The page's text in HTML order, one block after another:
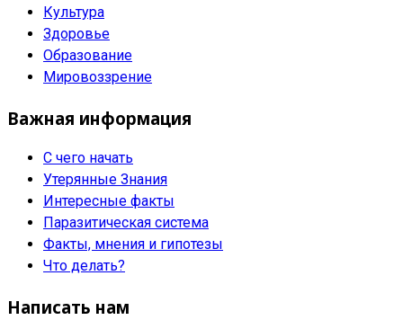
Культура
Здоровье
Образование
Мировоззрение
Важная информация
С чего начать
Утерянные Знания
Интересные факты
Паразитическая система
Факты, мнения и гипотезы
Что делать?
Написать нам